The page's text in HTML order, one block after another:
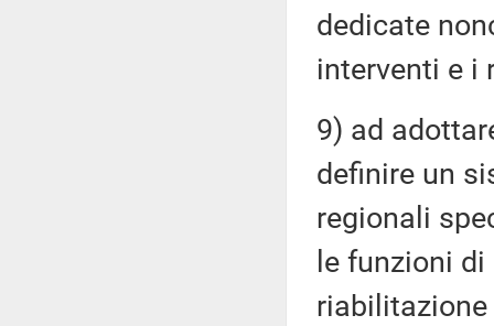
dedicate
interventi e i
9) ad
definire un
regionali
le funzioni